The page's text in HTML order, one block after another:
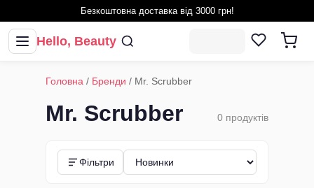
Безкоштовна доставка від 3000 грн!
Hello, Beauty
Головна / Бренди / Mr. Scrubber
Mr. Scrubber 0 продуктів
Фільтри